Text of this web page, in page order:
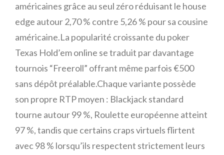
américaines grâce au seul zéro réduisant le house
edge autour 2,70 % contre 5,26 % pour sa cousine
américaine.La popularité croissante du poker
Texas Hold’em online se traduit par davantage
tournois “Freeroll” offrant même parfois €500
sans dépôt préalable.Chaque variante possède
son propre RTP moyen : Blackjack standard
tourne autour 99 %, Roulette européenne atteint
97 %, tandis que certains craps virtuels flirtent
avec 98 % lorsqu’ils respectent strictement leurs